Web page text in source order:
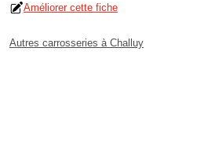
Améliorer cette fiche
Autres carrosseries à Challuy